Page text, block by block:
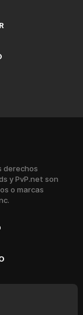
derechos
y PvP.net son
o marcas